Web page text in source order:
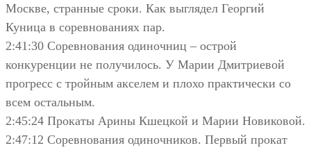
Москве, странные сроки. Как выглядел Георгий
Куница в соревнованиях пар.
2:41:30 Соревнования одиночниц – острой
конкуренции не получилось. У Марии Дмитриевой
прогресс с тройным акселем и плохо практически со
всем остальным.
2:45:24 Прокаты Арины Кшецкой и Марии Новиковой.
2:47:12 Соревнования одиночников. Первый прокат